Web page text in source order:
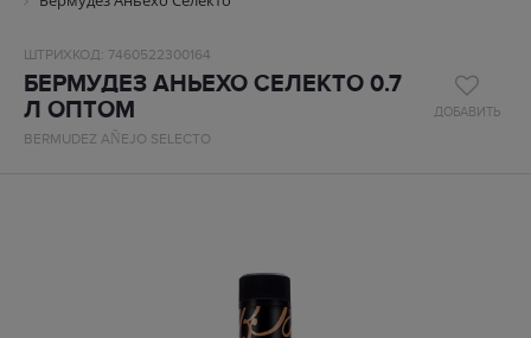
ШТРИХКОД: 7460522300164
БЕРМУДЕЗ АНЬЕХО СЕЛЕКТО 0.7
Л ОПТОМ
BERMUDEZ AÑEJO SELECTO
ДОБАВИТЬ